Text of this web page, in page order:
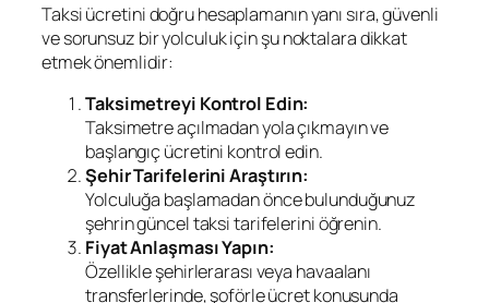
Taksi ücretini doğru hesaplamanın yanı sıra, güvenli
ve sorunsuz bir yolculuk için şu noktalara dikkat
etmek önemlidir:
Taksimetreyi Kontrol Edin:
Taksimetre açılmadan yola çıkmayın ve
başlangıç ücretini kontrol edin.
Şehir Tarifelerini Araştırın:
Yolculuğa başlamadan önce bulunduğunuz
şehrin güncel taksi tarifelerini öğrenin.
Fiyat Anlaşması Yapın:
Özellikle şehirlerarası veya havaalanı
transferlerinde, şoförle ücret konusunda